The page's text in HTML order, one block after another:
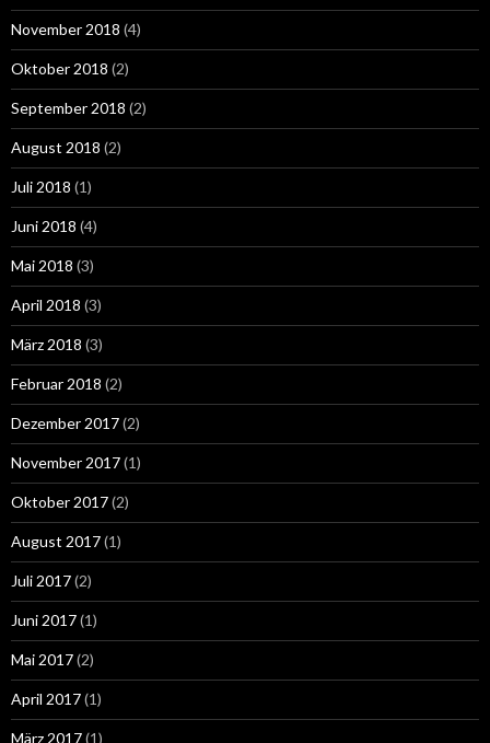
November 2018 (4)
Oktober 2018 (2)
September 2018 (2)
August 2018 (2)
Juli 2018 (1)
Juni 2018 (4)
Mai 2018 (3)
April 2018 (3)
März 2018 (3)
Februar 2018 (2)
Dezember 2017(2)
November 2017(1)
Oktober 2017(2)
August 2017(1)
Juli 2017(2)
Juni 2017(1)
Mai 2017(2)
April 2017(1)
März 2017(1)